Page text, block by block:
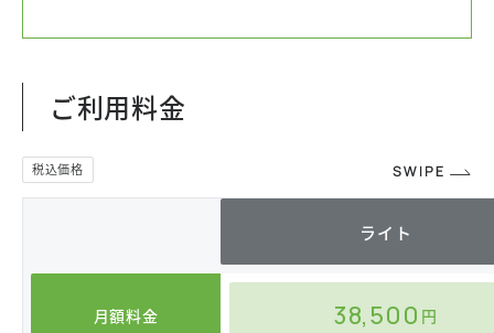
ご利用料金
ライト
月額料金 38,500 円